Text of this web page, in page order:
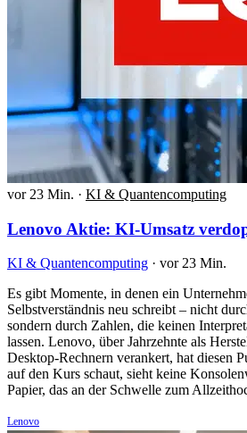
vor 23 Min. · KI & Quantencomputing
Lenovo Aktie: KI-Umsatz
KI & Quantencomputing · vor 23 Min.
Es gibt Momente, in denen ein
Selbstverständnis neu schreibt – nicht
sondern durch Zahlen, die keinen
lassen. Lenovo, über Jahrzehnte als
Desktop-Rechnern verankert, hat diesen
auf den Kurs schaut, sieht keine
Papier, das an der Schwelle zum
Lenovo